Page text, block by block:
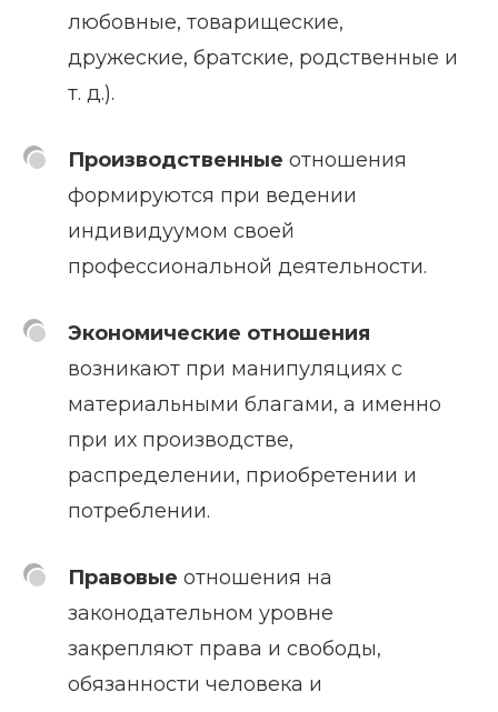
любовные, товарищеские,
дружеские, братские, родственные и
т. д.).
Производственные отношения
формируются при ведении
индивидуумом своей
профессиональной деятельности.
Экономические отношения
возникают при манипуляциях с
материальными благами, а именно
при их производстве,
распределении, приобретении и
потреблении.
Правовые отношения на
законодательном уровне
закрепляют права и свободы,
обязанности человека и